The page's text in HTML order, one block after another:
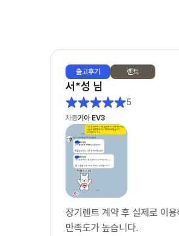
출고후기 렌트
서*성 님
5
차종기아 EV3
장기렌트 계약 후 실제로 이
만족도가 높습니다.